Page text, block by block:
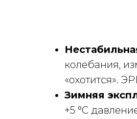
колебания,
«охотится».
Зимняя
+5 °C